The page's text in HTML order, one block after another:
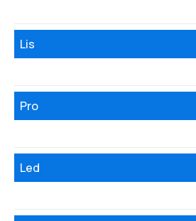
Lis
Pro
Led